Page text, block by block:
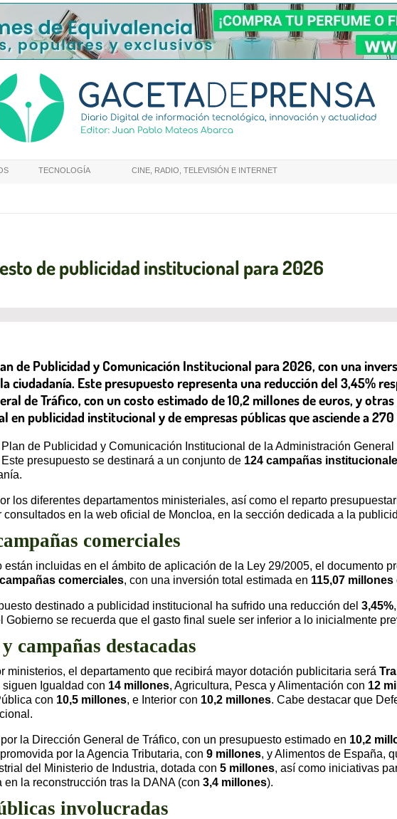
TECNOLOGÍA CINE, RADIO, TELEVISIÓN E INTERNET
de publicidad institucional para 2026
de Publicidad y Comunicación Institucional para 2026, con una
ciudadanía. Este presupuesto representa una reducción del 3,45%
de Tráfico, con un costo estimado de 10,2 millones de euros, y
en publicidad institucional y de empresas públicas que asciende a
de Publicidad y Comunicación Institucional de la Administración
Este presupuesto se destinará a un conjunto de 124 campañas
los diferentes departamentos ministeriales, así como el reparto
en la web oficial de Moncloa, en la sección dedicada a la
comerciales
incluidas en el ámbito de aplicación de la Ley 29/2005, el documento
comerciales, con una inversión total estimada en 115,07
destinado a publicidad institucional ha sufrido una reducción del 3,45%
Gobierno se recuerda que el gasto final suele ser inferior a lo inicialmente
campañas destacadas
ministerios, el departamento que recibirá mayor dotación publicitaria será
siguen Igualdad con 14 millones, Agricultura, Pesca y Alimentación con 12
con 10,5 millones, e Interior con 10,2 millones. Cabe destacar que
la Dirección General de Tráfico, con un presupuesto estimado en 10,2
por la Agencia Tributaria, con 9 millones, y Alimentos de España,
del Ministerio de Industria, dotada con 5 millones, así como iniciativas
en la reconstrucción tras la DANA (con 3,4 millones).
involucradas